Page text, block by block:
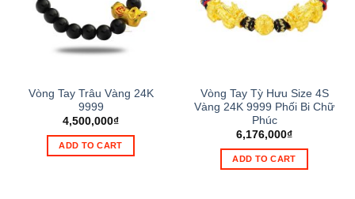
Vòng Tay Trâu Vàng 24K
9999
4,500,000₫
ADD TO CART
Vòng Tay Tỳ Hưu Size 4S
Vàng 24K 9999 Phối Bi Chữ
Phúc
6,176,000₫
ADD TO CART